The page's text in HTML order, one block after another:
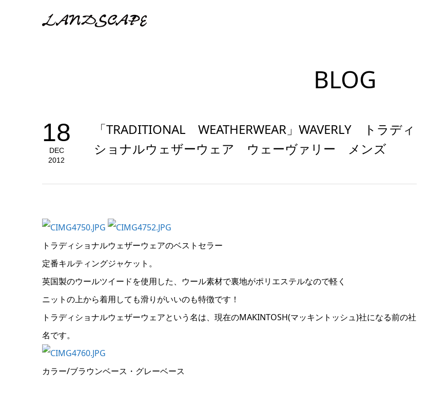
BLOG
18
DEC
2012
「TRADITIONAL WEATHERWEAR」WAVERLY トラディ
ショナルウェザーウェア ウェーヴァリー メンズ
トラディショナルウェザーウェアのベストセラー
定番キルティングジャケット。
英国製のウールツイードを使用した、ウール素材で裏地がポリエステルなので軽く
ニットの上から着用しても滑りがいいのも特徴です！
トラディショナルウェザーウェアという名は、現在のMAKINTOSH(マッキントッシュ)社になる前の社
名です。
カラー/ブラウンベース・グレーベース